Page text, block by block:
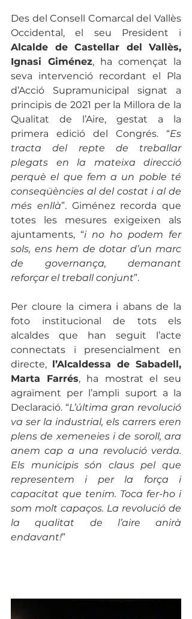
Des del Consell Comarcal del Vallès
Alcalde de Castellar del Vallès,
Ignasi Giménez, ha començat la
seva intervenció recordant el Pla
d’Acció Supramunicipal signat a
principis de 2021 per la Millora de la
Qualitat de l’Aire, gestat a la
primera edició del Congrés. “Es
tracta del repte de treballar
plegats en la mateixa direcció
perquè el que fem a un poble té
conseqüències al del costat i al de
més enllà”. Giménez recorda que
totes les mesures exigeixen als
ajuntaments, “i no ho podem fer
sols, ens hem de dotar d’un marc
de governança, demanant
reforçar el treball conjunt”.
Per cloure la cimera i abans de la
foto institucional de tots els
alcaldes que han seguit l’acte
connectats i presencialment en
directe, l’Alcaldessa de Sabadell,
Marta Farrés, ha mostrat el seu
agraïment per l’ampli suport a la
Declaració. “L’última gran revolució
va ser la industrial, els carrers eren
plens de xemeneies i de soroll, ara
anem cap a una revolució verda.
Els municipis són claus pel que
representem i per la força i
capacitat que tenim. Toca fer-ho i
som molt capaços. La revolució de
la qualitat de l’aire anirà
endavant!”